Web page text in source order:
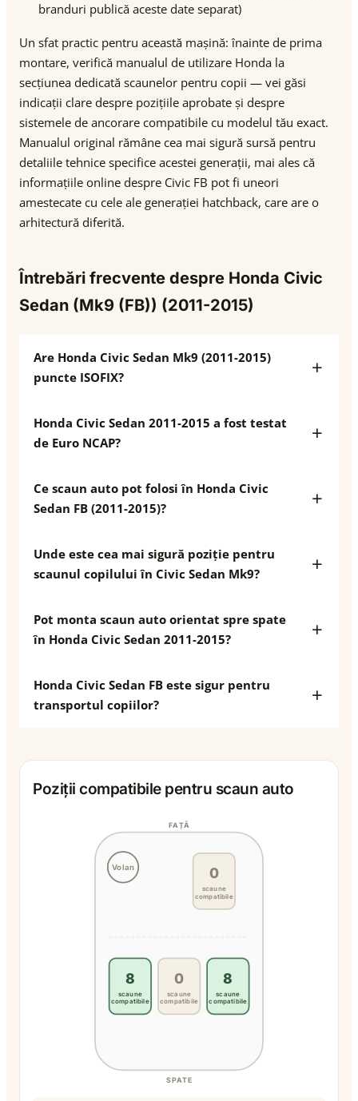
branduri publică aceste date separat)
Un sfat practic pentru această mașină: înainte de prima
montare, verifică manualul de utilizare Honda la
secțiunea dedicată scaunelor pentru copii — vei găsi
indicații clare despre pozițiile aprobate și despre
sistemele de ancorare compatibile cu modelul tău exact.
Manualul original rămâne cea mai sigură sursă pentru
detaliile tehnice specifice acestei generații, mai ales că
informațiile online despre Civic FB pot fi uneori
amestecate cu cele ale generației hatchback, care are o
arhitectură diferită.
Întrebări frecvente despre Honda Civic
Sedan (Mk9 (FB)) (2011-2015)
Are Honda Civic Sedan Mk9 (2011-2015)
puncte ISOFIX?
Honda Civic Sedan 2011-2015 a fost testat
de Euro NCAP?
Ce scaun auto pot folosi în Honda Civic
Sedan FB (2011-2015)?
Unde este cea mai sigură poziție pentru
scaunul copilului în Civic Sedan Mk9?
Pot monta scaun auto orientat spre spate
în Honda Civic Sedan 2011-2015?
Honda Civic Sedan FB este sigur pentru
transportul copiilor?
Poziții compatibile pentru scaun auto
Volan
FAȚĂ
SPATE
0
scaune
compatibile
8
scaune
compatibile
0
scaune
compatibile
8
scaune
compatibile